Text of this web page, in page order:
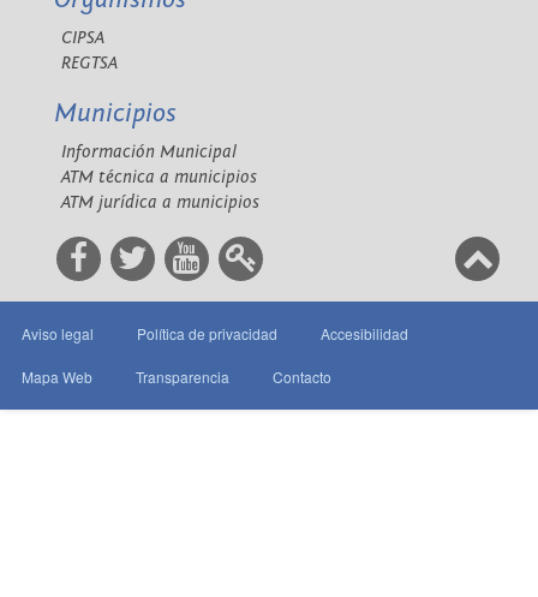
CIPSA
REGTSA
Municipios
Información Municipal
ATM técnica a municipios
ATM jurídica a municipios
Aviso legal Política de privacidad Accesibilidad
Mapa Web Transparencia Contacto